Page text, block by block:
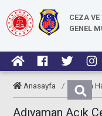
CEZA VE
GENEL
Anasayfa / Kurum
Adıyaman Açık